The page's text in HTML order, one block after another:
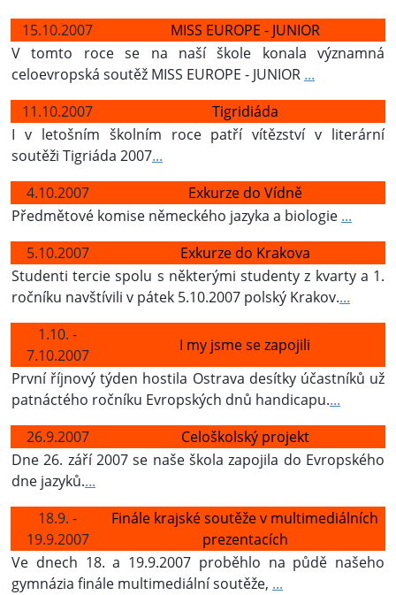
15.10.2007
MISS EUROPE - JUNIOR
V tomto roce se na naší škole konala významná
celoevropská soutěž MISS EUROPE - JUNIOR ...
11.10.2007
Tigridiáda
I v letošním školním roce patří vítězství v literární
soutěži Tigriáda 2007...
4.10.2007
Exkurze do Vídně
Předmětové komise německého jazyka a biologie ...
5.10.2007
Exkurze do Krakova
Studenti tercie spolu s některými studenty z kvarty a 1.
ročníku navštívili v pátek 5.10.2007 polský Krakov....
1.10. -
7.10.2007
I my jsme se zapojili
První říjnový týden hostila Ostrava desítky účastníků už
patnáctého ročníku Evropských dnů handicapu....
26.9.2007
Celoškolský projekt
Dne 26. září 2007 se naše škola zapojila do Evropského
dne jazyků....
18.9. -
19.9.2007
Finále krajské soutěže v multimediálních
prezentacích
Ve dnech 18. a 19.9.2007 proběhlo na půdě našeho
gymnázia finále multimediální soutěže, ...